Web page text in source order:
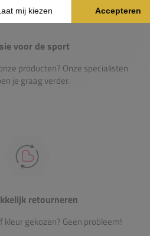
voor de sport
producten? Onze specialisten
je graag verder.
retourneren
gekozen? Geen probleem!